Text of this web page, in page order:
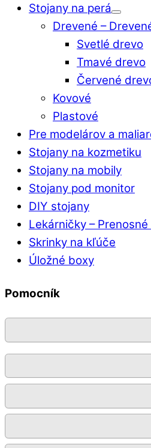
Stojany na perá
Drevené –
Svetlé drevo
Tmavé drevo
Červené
Kovové
Plastové
Pre modelárov a
Stojany na kozmetiku
Stojany na mobily
Stojany pod monitor
DIY stojany
Lekárničky –
Skrinky na kľúče
Úložné boxy
Pomocník